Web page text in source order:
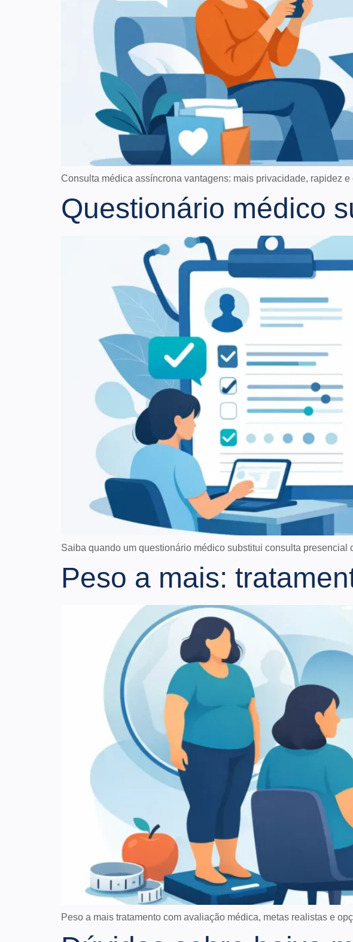
Consulta médica assíncrona vantagens: mais privacidade, rapidez
Questionário médico
Saiba quando um questionário médico substitui consulta
Peso a mais:
Peso a mais tratamento com avaliação médica, metas realistas e